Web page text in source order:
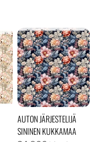
AUTON JÄRJESTELIJÄ
SININEN KUKKAMAA